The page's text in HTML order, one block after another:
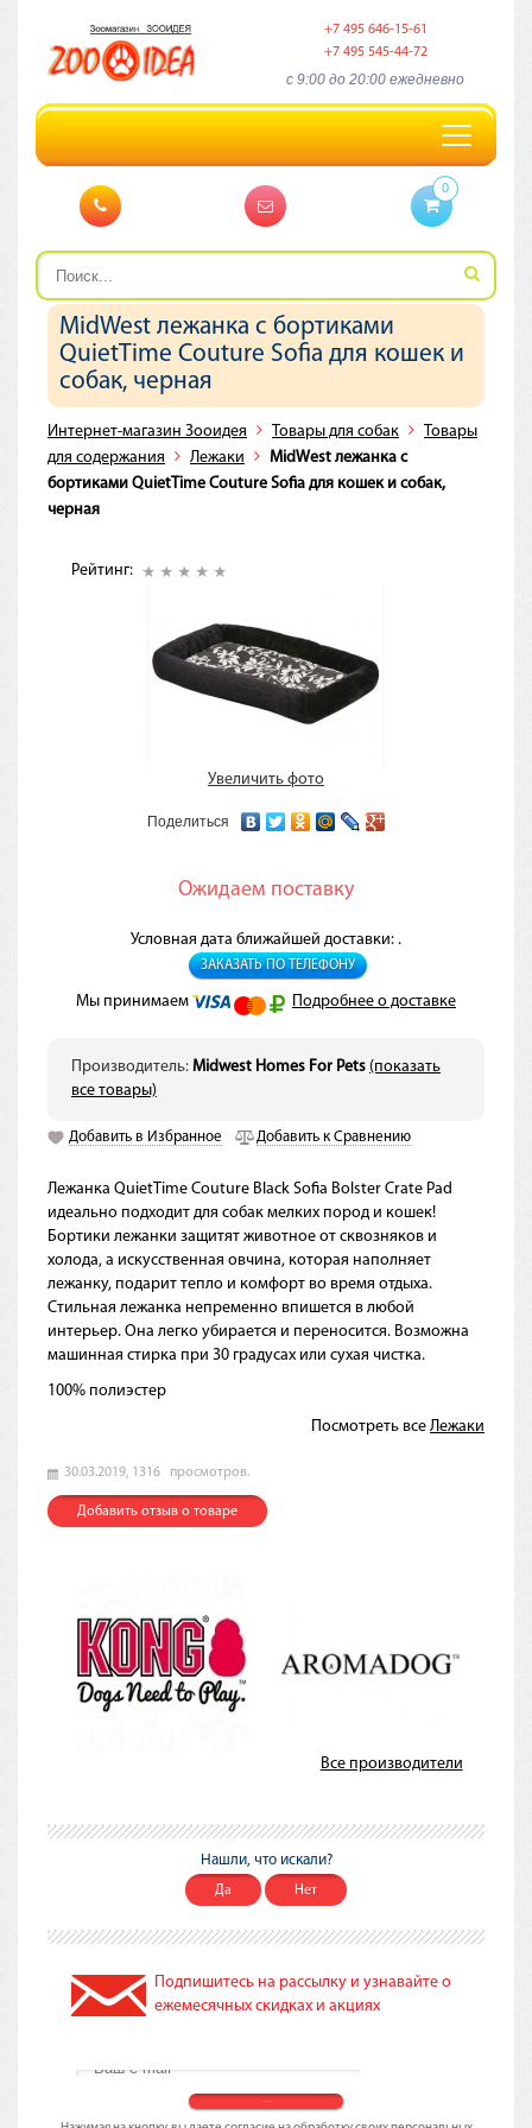
+7 495 646-15-61
+7 495 545-44-72
c 9:00 до 20:00 ежедневно
Toggle
navigation
0
MidWest лежанка с бортиками
QuietTime Couture Sofia для кошек и
собак, черная
Интернет-магазин Зооидея Товары для собак
Товары
для содержания
Лежаки
MidWest лежанка с
бортиками QuietTime Couture Sofia для кошек и собак,
черная
Рейтинг:
Увеличить фото
Поделиться
Ожидаем поставку
Условная дата ближайшей доставки: .
ЗАКАЗАТЬ ПО ТЕЛЕФОНУ
Мы принимаем Подробнее о доставке
Производитель: Midwest Homes For Pets (показать
все товары)
Добавить в Избранное Добавить к Сравнению
Лежанка QuietTime Couture Black Sofia Bolster Crate Pad
идеально подходит для собак мелких пород и кошек!
Бортики лежанки защитят животное от сквозняков и
холода, а искусственная овчина, которая наполняет
лежанку, подарит тепло и комфорт во время отдыха.
Стильная лежанка непременно впишется в любой
интерьер. Она легко убирается и переносится. Возможна
машинная стирка при 30 градусах или сухая чистка.
100% полиэстер
Посмотреть все Лежаки
30.03.2019, 1316 просмотров.
Добавить отзыв о товаре
Все производители
Нашли, что искали?
Да Нет
Подпишитесь на рассылку и узнавайте о
ежемесячных скидках и акциях